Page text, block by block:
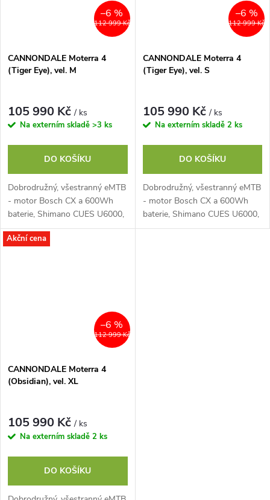
112 999 Kč
–6 %
CANNONDALE Moterra 4
(Tiger Eye), vel. M
105 990 Kč/ ks
Na externím skladě >3 ks
DO KOŠÍKU
Dobrodružný, všestranný eMTB
- motor Bosch CX a 600Wh
baterie, Shimano CUES U6000,
vidlice SR Suntour Zeron 36-X
112 999 Kč
–6 %
CANNONDALE Moterra 4
(Tiger Eye), vel. S
105 990 Kč/ ks
Na externím skladě 2 ks
DO KOŠÍKU
Dobrodružný, všestranný eMTB
- motor Bosch CX a 600Wh
baterie, Shimano CUES U6000,
vidlice SR Suntour Zeron 36-X
Akční cena
112 999 Kč
–6 %
CANNONDALE Moterra 4
(Obsidian), vel. XL
105 990 Kč/ ks
Na externím skladě 2 ks
DO KOŠÍKU